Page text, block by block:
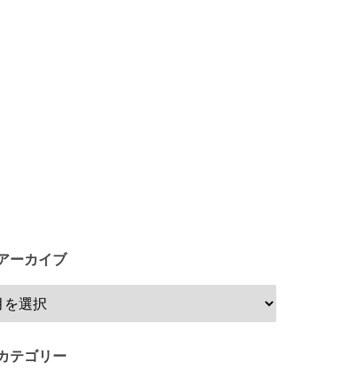
ーカイブ
テゴリー